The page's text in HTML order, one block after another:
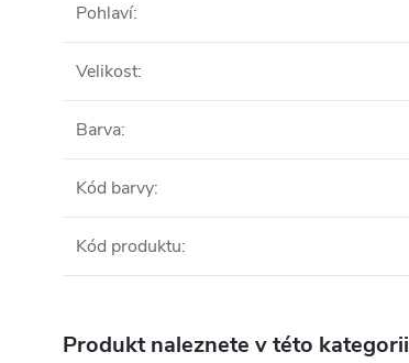
Pohlaví:
Velikost:
Barva:
Kód barvy:
Kód produktu:
Produkt naleznete v této kategorii